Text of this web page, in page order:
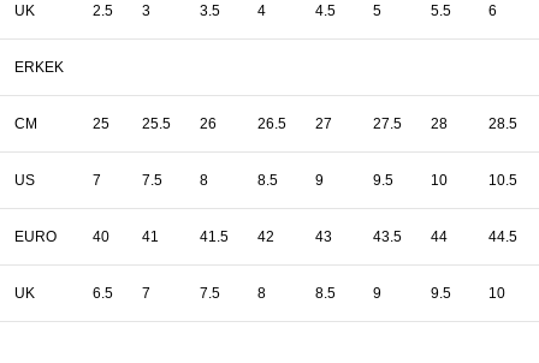
UK 2.5 3 3.5 4 4.5 5 5.5 6
ERKEK
CM 25 25.5 26 26.5 27 27.5 28 28.5
US 7 7.5 8 8.5 9 9.5 10 10.5
EURO 40 41 41.5 42 43 43.5 44 44.5
UK 6.5 7 7.5 8 8.5 9 9.5 10